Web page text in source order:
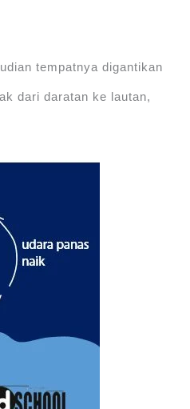
tempatnya digantikan
dari daratan ke lautan,